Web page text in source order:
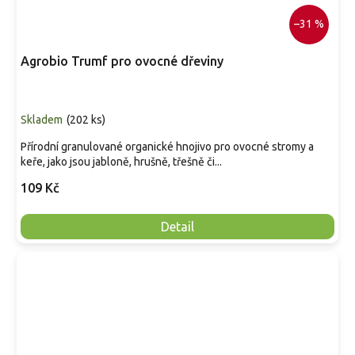
–31 %
Agrobio Trumf pro ovocné dřeviny
Skladem (202 ks)
109 Kč
Detail
Přírodní granulované organické hnojivo pro ovocné stromy a
keře, jako jsou jabloně, hrušně, třešně či...